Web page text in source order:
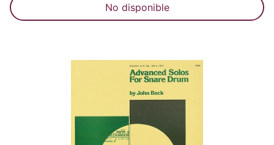
No disponible